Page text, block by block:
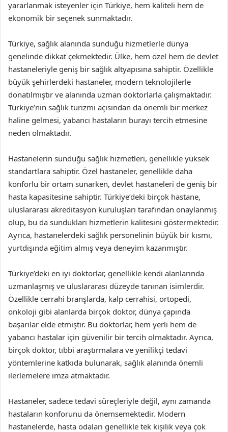
yararlanmak isteyenler için Türkiye, hem kaliteli hem de
ekonomik bir seçenek sunmaktadır.
Türkiye, sağlık alanında sunduğu hizmetlerle dünya
genelinde dikkat çekmektedir. Ülke, hem özel hem de devlet
hastaneleriyle geniş bir sağlık altyapısına sahiptir. Özellikle
büyük şehirlerdeki hastaneler, modern teknolojilerle
donatılmıştır ve alanında uzman doktorlarla çalışmaktadır.
Türkiye’nin sağlık turizmi açısından da önemli bir merkez
haline gelmesi, yabancı hastaların burayı tercih etmesine
neden olmaktadır.
Hastanelerin sunduğu sağlık hizmetleri, genellikle yüksek
standartlara sahiptir. Özel hastaneler, genellikle daha
konforlu bir ortam sunarken, devlet hastaneleri de geniş bir
hasta kapasitesine sahiptir. Türkiye’deki birçok hastane,
uluslararası akreditasyon kuruluşları tarafından onaylanmış
olup, bu da sundukları hizmetlerin kalitesini göstermektedir.
Ayrıca, hastanelerdeki sağlık personelinin büyük bir kısmı,
yurtdışında eğitim almış veya deneyim kazanmıştır.
Türkiye’deki en iyi doktorlar, genellikle kendi alanlarında
uzmanlaşmış ve uluslararası düzeyde tanınan isimlerdir.
Özellikle cerrahi branşlarda, kalp cerrahisi, ortopedi,
onkoloji gibi alanlarda birçok doktor, dünya çapında
başarılar elde etmiştir. Bu doktorlar, hem yerli hem de
yabancı hastalar için güvenilir bir tercih olmaktadır. Ayrıca,
birçok doktor, tıbbi araştırmalara ve yenilikçi tedavi
yöntemlerine katkıda bulunarak, sağlık alanında önemli
ilerlemelere imza atmaktadır.
Hastaneler, sadece tedavi süreçleriyle değil, aynı zamanda
hastaların konforunu da önemsemektedir. Modern
hastanelerde, hasta odaları genellikle tek kişilik veya çok